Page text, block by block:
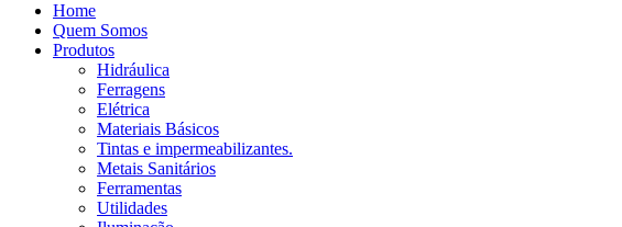
Home
Quem Somos
Produtos
Hidráulica
Ferragens
Elétrica
Materiais Básicos
Tintas e impermeabilizantes.
Metais Sanitários
Ferramentas
Utilidades